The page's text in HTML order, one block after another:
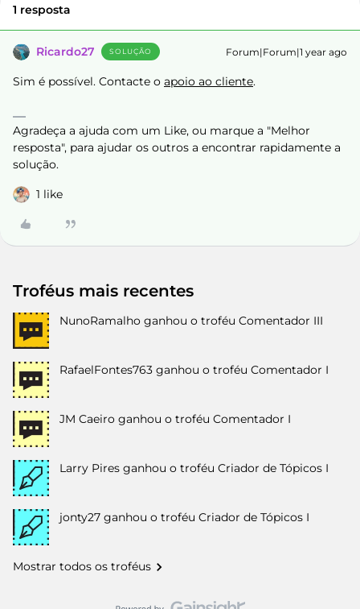
1 resposta
Ricardo27 SOLUÇÃO Forum|Forum|1 year ago
Sim é possível. Contacte o apoio ao cliente.
Agradeça a ajuda com um Like, ou marque a "Melhor
resposta", para ajudar os outros a encontrar rapidamente a
solução.
1 like
Troféus mais recentes
NunoRamalho ganhou o troféu Comentador III
RafaelFontes763 ganhou o troféu Comentador I
JM Caeiro ganhou o troféu Comentador I
Larry Pires ganhou o troféu Criador de Tópicos I
jonty27 ganhou o troféu Criador de Tópicos I
Mostrar todos os troféus